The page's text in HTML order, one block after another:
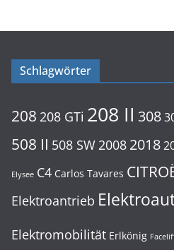
Schlagwörter
208 208 GTi 208 II 308
508 II 508 SW 2008 2018
Elysee C4 Carlos Tavares
Elektroantrieb
Elektromobilität Erlkönig